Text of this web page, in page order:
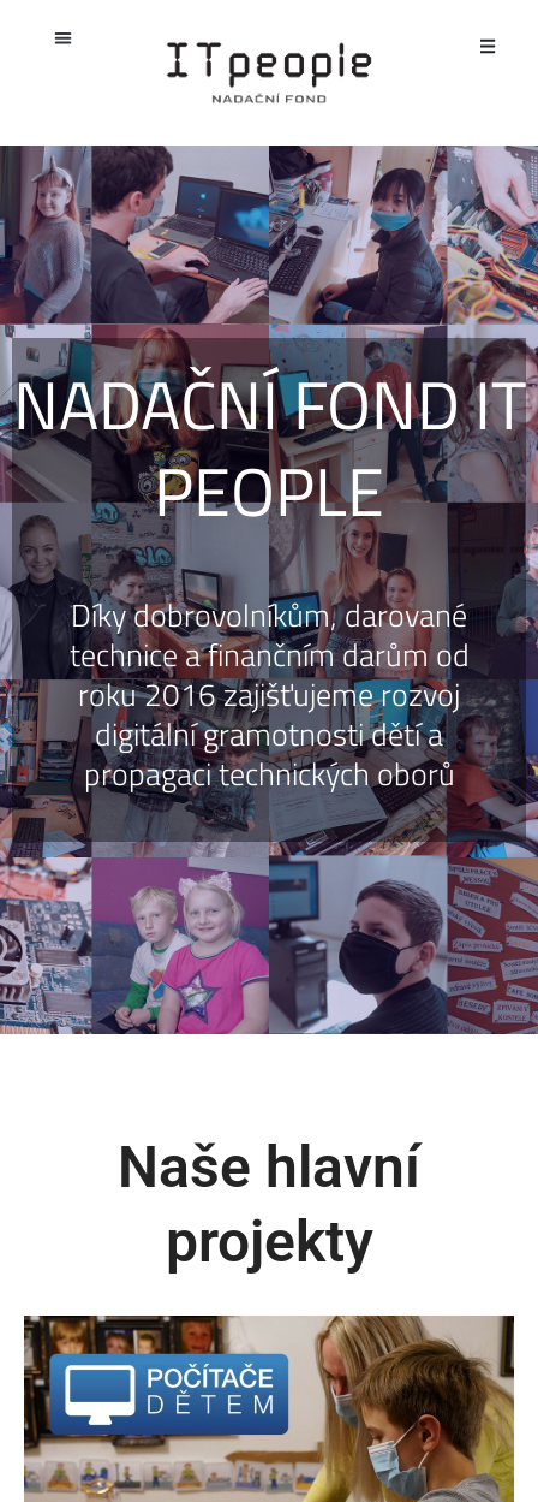
Open
NADAČNÍ FOND IT
PEOPLE
Díky dobrovolníkům, darované
technice a finančním darům od
roku 2016 zajišťujeme rozvoj
digitální gramotnosti dětí a
propagaci technických oborů
Naše hlavní
projekty